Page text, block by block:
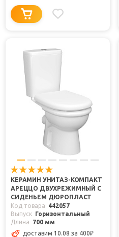
КЕРАМИН УНИТАЗ-КОМПАКТ
АРЕЦЦО ДВУХРЕЖИМНЫЙ С
СИДЕНЬЕМ ДЮРОПЛАСТ
Код товара
442057
Выпуск Горизонтальный
Длина
700 мм
доставим 10.08 за 400₽